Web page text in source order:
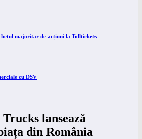
majoritar de acțiuni la Tolltickets
cu DSV
lansează
din România